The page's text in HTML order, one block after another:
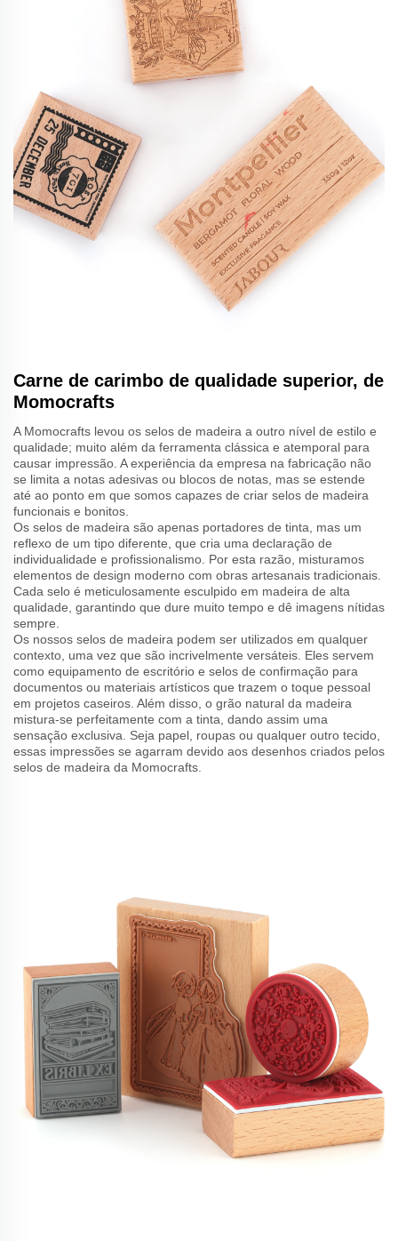
Carne de carimbo de qualidade superior, de
Momocrafts
A Momocrafts levou os selos de madeira a outro nível de estilo e
qualidade; muito além da ferramenta clássica e atemporal para
causar impressão. A experiência da empresa na fabricação não
se limita a notas adesivas ou blocos de notas, mas se estende
até ao ponto em que somos capazes de criar selos de madeira
funcionais e bonitos.
Os selos de madeira são apenas portadores de tinta, mas um
reflexo de um tipo diferente, que cria uma declaração de
individualidade e profissionalismo. Por esta razão, misturamos
elementos de design moderno com obras artesanais tradicionais.
Cada selo é meticulosamente esculpido em madeira de alta
qualidade, garantindo que dure muito tempo e dê imagens nítidas
sempre.
Os nossos selos de madeira podem ser utilizados em qualquer
contexto, uma vez que são incrivelmente versáteis. Eles servem
como equipamento de escritório e selos de confirmação para
documentos ou materiais artísticos que trazem o toque pessoal
em projetos caseiros. Além disso, o grão natural da madeira
mistura-se perfeitamente com a tinta, dando assim uma
sensação exclusiva. Seja papel, roupas ou qualquer outro tecido,
essas impressões se agarram devido aos desenhos criados pelos
selos de madeira da Momocrafts.